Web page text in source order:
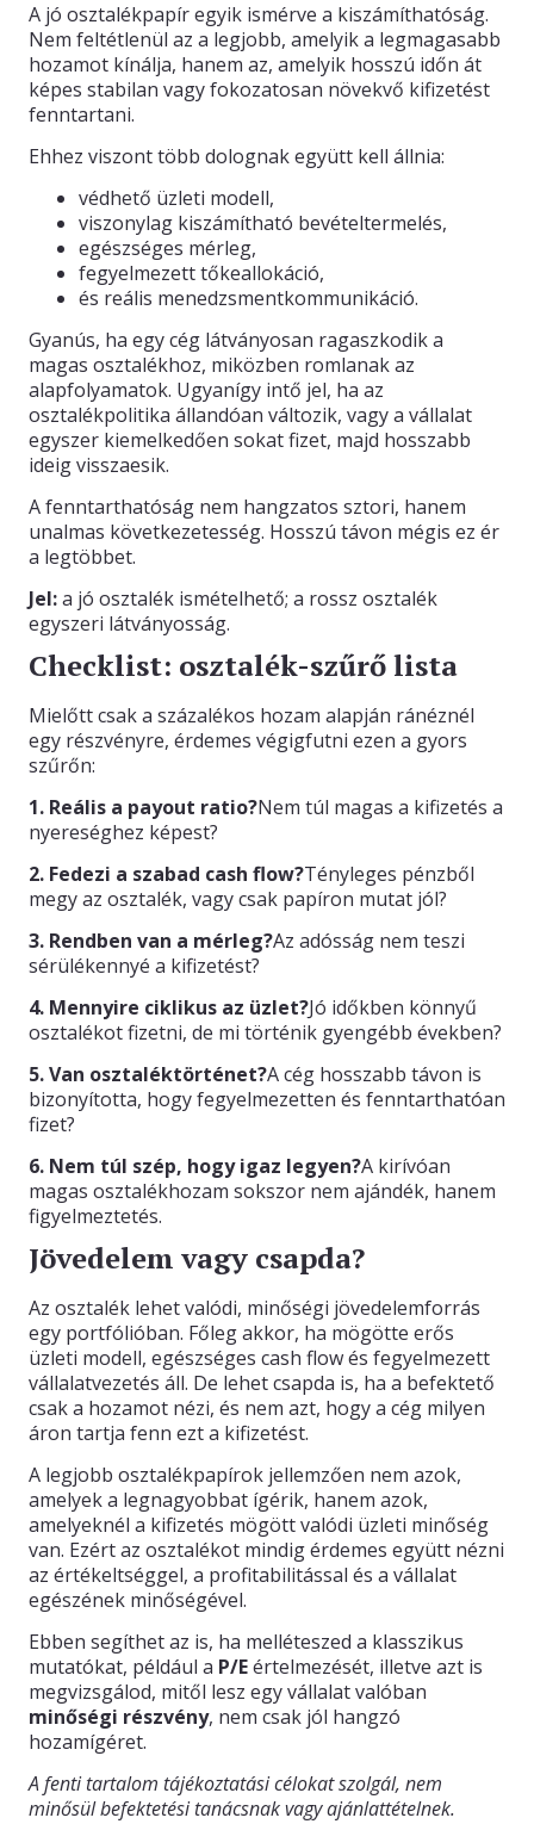
A jó osztalékpapír egyik ismérve a kiszámíthatóság.
Nem feltétlenül az a legjobb, amelyik a legmagasabb
hozamot kínálja, hanem az, amelyik hosszú időn át
képes stabilan vagy fokozatosan növekvő kifizetést
fenntartani.
Ehhez viszont több dolognak együtt kell állnia:
védhető üzleti modell,
viszonylag kiszámítható bevételtermelés,
egészséges mérleg,
fegyelmezett tőkeallokáció,
és reális menedzsmentkommunikáció.
Gyanús, ha egy cég látványosan ragaszkodik a
magas osztalékhoz, miközben romlanak az
alapfolyamatok. Ugyanígy intő jel, ha az
osztalékpolitika állandóan változik, vagy a vállalat
egyszer kiemelkedően sokat fizet, majd hosszabb
ideig visszaesik.
A fenntarthatóság nem hangzatos sztori, hanem
unalmas következetesség. Hosszú távon mégis ez ér
a legtöbbet.
Jel:a jó osztalék ismételhető; a rossz osztalék
egyszeri látványosság.
Checklist: osztalék-szűrő lista
Mielőtt csak a százalékos hozam alapján ránéznél
egy részvényre, érdemes végigfutni ezen a gyors
szűrőn:
1. Reális a payout ratio?Nem túl magas a kifizetés a
nyereséghez képest?
2. Fedezi a szabad cash flow?Tényleges pénzből
megy az osztalék, vagy csak papíron mutat jól?
3. Rendben van a mérleg?Az adósság nem teszi
sérülékennyé a kifizetést?
4. Mennyire ciklikus az üzlet?Jó időkben könnyű
osztalékot fizetni, de mi történik gyengébb években?
5. Van osztaléktörténet?A cég hosszabb távon is
bizonyította, hogy fegyelmezetten és fenntarthatóan
fizet?
6. Nem túl szép, hogy igaz legyen?A kirívóan
magas osztalékhozam sokszor nem ajándék, hanem
figyelmeztetés.
Jövedelem vagy csapda?
Az osztalék lehet valódi, minőségi jövedelemforrás
egy portfólióban. Főleg akkor, ha mögötte erős
üzleti modell, egészséges cash flow és fegyelmezett
vállalatvezetés áll. De lehet csapda is, ha a befektető
csak a hozamot nézi, és nem azt, hogy a cég milyen
áron tartja fenn ezt a kifizetést.
A legjobb osztalékpapírok jellemzően nem azok,
amelyek a legnagyobbat ígérik, hanem azok,
amelyeknél a kifizetés mögött valódi üzleti minőség
van. Ezért az osztalékot mindig érdemes együtt nézni
az értékeltséggel, a profitabilitással és a vállalat
egészének minőségével.
Ebben segíthet az is, ha melléteszed a klasszikus
mutatókat, például a P/Eértelmezését, illetve azt is
megvizsgálod, mitől lesz egy vállalat valóban
minőségi részvény, nem csak jól hangzó
hozamígéret.
A fenti tartalom tájékoztatási célokat szolgál, nem
minősül befektetési tanácsnak vagy ajánlattételnek.